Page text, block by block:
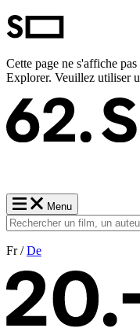
Cette page ne s'affiche
Explorer. Veuillez utiliser
Menu
Fr /De